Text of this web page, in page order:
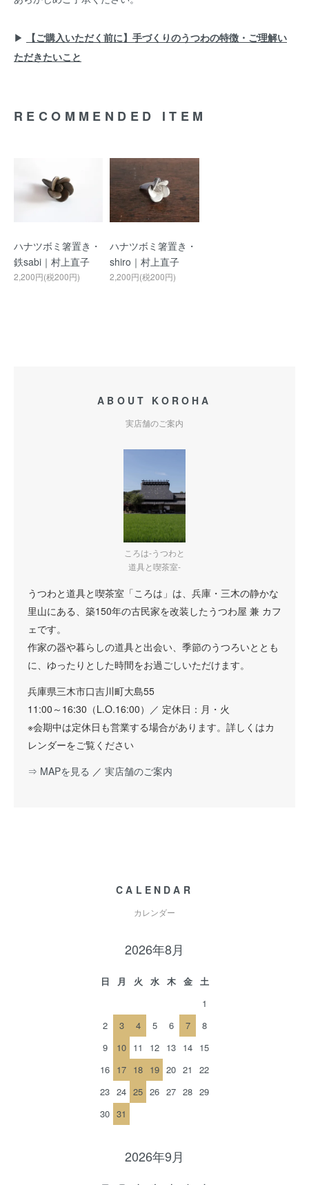
▶︎
【ご購入いただく前に】手づくりのうつわの特徴・ご理解い
ただきたいこと
RECOMMENDED ITEM
ハナツボミ箸置き・
鉄sabi｜村上直子
2,200円(税200円)
ハナツボミ箸置き・
shiro｜村上直子
2,200円(税200円)
ABOUT KOROHA
実店舗のご案内
ころは-うつわと
道具と喫茶室-
うつわと道具と喫茶室「ころは」は、兵庫・三木の静かな
里山にある、築150年の古民家を改装したうつわ屋 兼 カフ
ェです。
作家の器や暮らしの道具と出会い、季節のうつろいととも
に、ゆったりとした時間をお過ごしいただけます。
兵庫県三木市口吉川町大島55
11:00～16:30（L.O.16:00）／ 定休日：月・火
※会期中は定休日も営業する場合があります。詳しくはカ
レンダーをご覧ください
⇒ MAPを見る ／ 実店舗のご案内
CALENDAR
カレンダー
2026年8月
日 月 火 水 木 金
土
1
2
3 4 5 6 7
8
9
10 11 12 13 14 15
16 17 18 19 20 21
22
23 24 25 26 27 28 29
30 31
2026年9月